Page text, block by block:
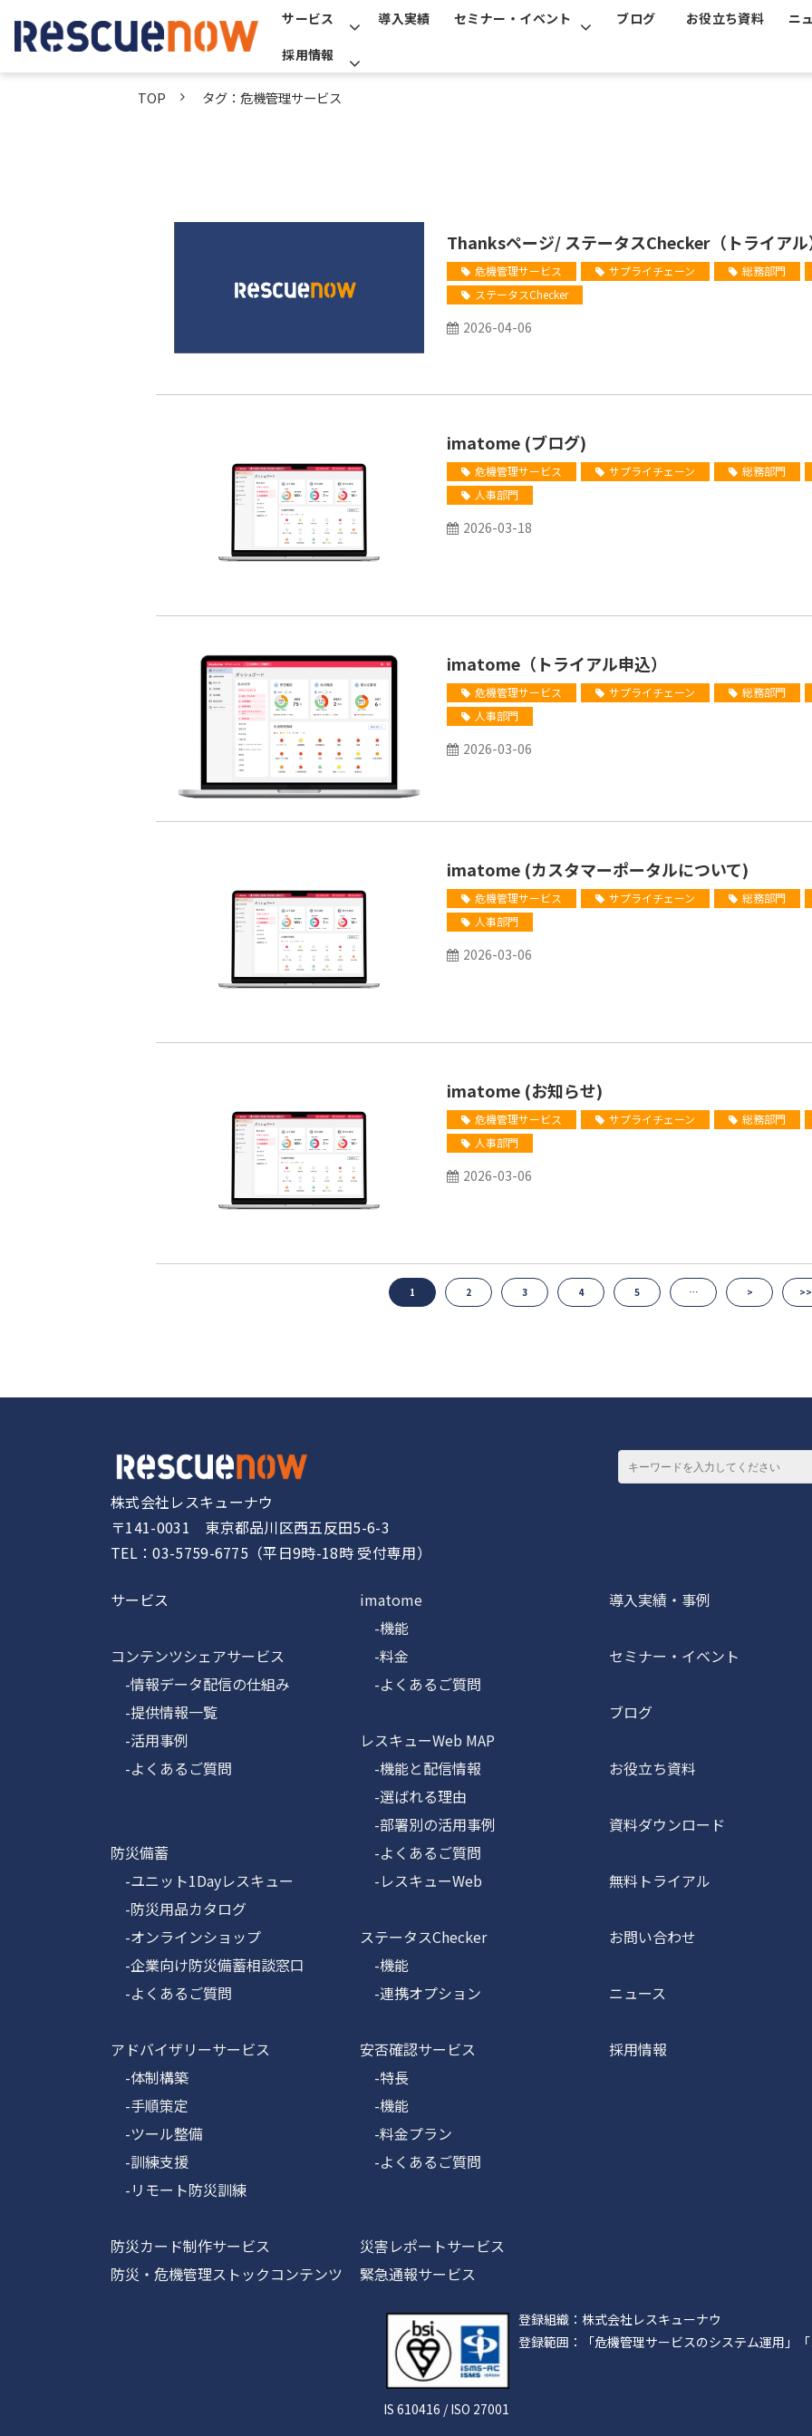
サービス 導入実績 セミナー・イベント ブログ お役立ち資料
ニ
採用情報
TOP タグ：危機管理サービス
Thanksページ/ ステータスChecker（トライア
危機管理サービス サプライチェーン
総務部門
ステータスChecker
2026-04-06
imatome (ブログ)
危機管理サービス サプライチェーン
総務部門
人事部門
2026-03-18
imatome（トライアル申込）
危機管理サービス サプライチェーン
総務部門
人事部門
2026-03-06
imatome (カスタマーポータルについて)
危機管理サービス サプライチェーン
総務部門
人事部門
2026-03-06
imatome (お知らせ)
危機管理サービス サプライチェーン
総務部門
人事部門
2026-03-06
1 2 3 4 5 … > >>
株式会社レスキューナウ
〒141-0031 東京都品川区西五反田5-6-3
TEL：03-5759-6775（平日9時-18時 受付専用）
サービス
コンテンツシェアサービス
-情報データ配信の仕組み
-提供情報一覧
-活用事例
-よくあるご質問
防災備蓄
-ユニット1Dayレスキュー
-防災用品カタログ
-オンラインショップ
-企業向け防災備蓄相談窓口
-よくあるご質問
アドバイザリーサービス
-体制構築
-手順策定
-ツール整備
-訓練支援
-リモート防災訓練
防災カード制作サービス
防災・危機管理ストックコンテンツ
imatome
-機能
-料金
-よくあるご質問
レスキューWeb MAP
-機能と配信情報
-選ばれる理由
-部署別の活用事例
-よくあるご質問
-レスキューWeb
ステータスChecker
-機能
-連携オプション
安否確認サービス
-特長
-機能
-料金プラン
-よくあるご質問
災害レポートサービス
緊急通報サービス
導入実績・事例
セミナー・イベント
ブログ
お役立ち資料
資料ダウンロード
無料トライアル
お問い合わせ
ニュース
採用情報
IS 610416 / ISO 27001
登録組織：株式会社レスキューナウ
登録範囲：「危機管理サービスのシステム運用」